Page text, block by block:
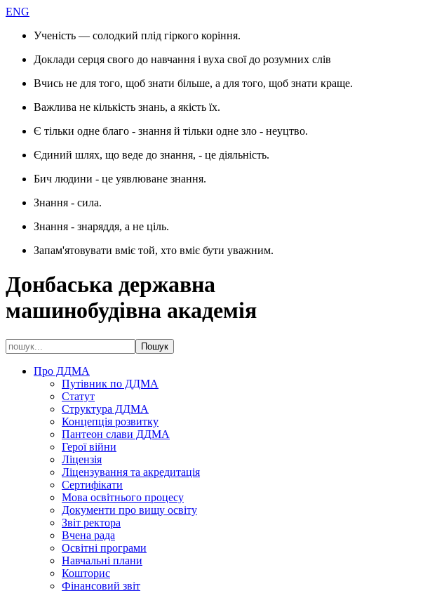
ENG
Ученість — солодкий плід гіркого коріння.
Доклади серця свого до навчання і вуха свої до розумних слів
Вчись не для того, щоб знати більше, а для того, щоб знати краще.
Важлива не кількість знань, а якість їх.
Є тільки одне благо - знання й тільки одне зло - неуцтво.
Єдиний шлях, що веде до знання, - це діяльність.
Бич людини - це уявлюване знання.
Знання - сила.
Знання - знаряддя, а не ціль.
Запам'ятовувати вміє той, хто вміє бути уважним.
Донбаська державна
машинобудівна академія
Про ДДМА
Путівник по ДДМА
Статут
Структура ДДМА
Концепція розвитку
Пантеон слави ДДМА
Герої війни
Ліцензія
Ліцензування та акредитація
Сертифікати
Мова освітнього процесу
Документи про вищу освіту
Звіт ректора
Вчена рада
Освітні програми
Навчальні плани
Кошторис
Фінансовий звіт